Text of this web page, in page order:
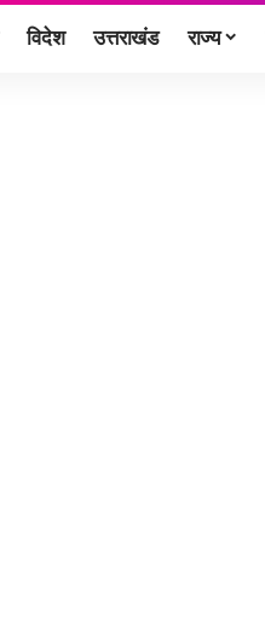
विदेश उत्तराखंड राज्य